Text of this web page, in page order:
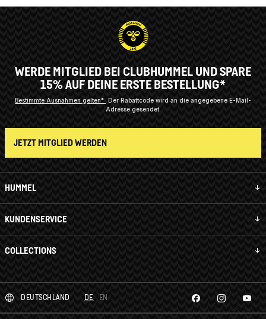
HUMMEL
KUNDENSERVICE
COLLECTIONS
WERDE MITGLIED BEI CLUBHUMMEL UND SPARE
15% AUF DEINE ERSTE BESTELLUNG*
Bestimmte Ausnahmen gelten* Der Rabattcode wird an die angegebene E-Mail-
Adresse gesendet.
JETZT MITGLIED WERDEN
DEUTSCHLAND DE EN